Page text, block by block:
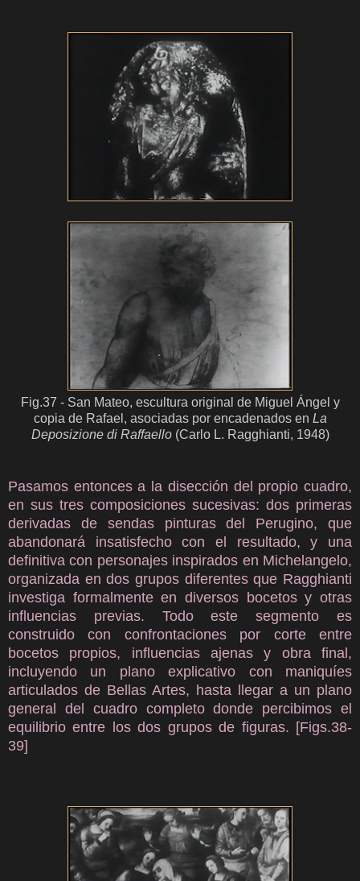
Fig.37 - San Mateo, escultura original de Miguel Ángel y
copia de Rafael, asociadas por encadenados en La
Deposizione di Raffaello(Carlo L. Ragghianti, 1948)
Pasamos entonces a la disección del propio cuadro,
en sus tres composiciones sucesivas: dos primeras
derivadas de sendas pinturas del Perugino, que
abandonará insatisfecho con el resultado, y una
definitiva con personajes inspirados en Michelangelo,
organizada en dos grupos diferentes que Ragghianti
investiga formalmente en diversos bocetos y otras
influencias previas. Todo este segmento es
construido con confrontaciones por corte entre
bocetos propios, influencias ajenas y obra final,
incluyendo un plano explicativo con maniquíes
articulados de Bellas Artes, hasta llegar a un plano
general del cuadro completo donde percibimos el
equilibrio entre los dos grupos de figuras. [Figs.38-
39]